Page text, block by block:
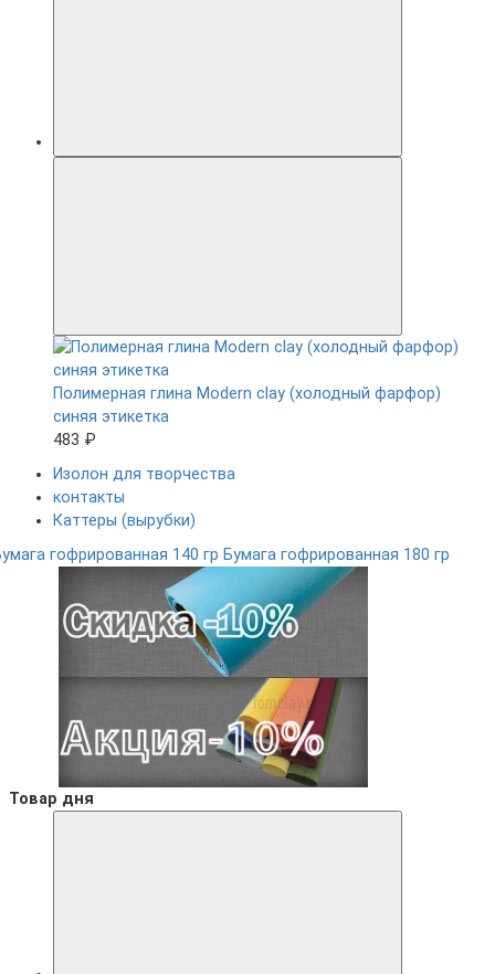
Полимерная глина Modern clay (холодный фарфор)
синяя этикетка
483 ₽
Изолон для творчества
контакты
Каттеры (вырубки)
гофрированная 140 гр Бумага гофрированная 180 гр
Товар дня